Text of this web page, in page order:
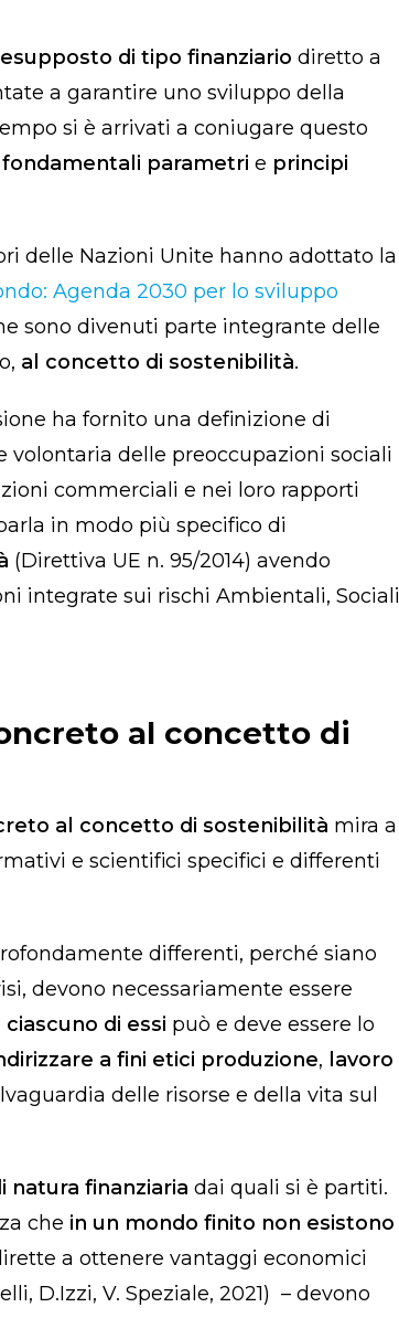
di tipo finanziario diretto a
a garantire uno sviluppo della
si è arrivati a coniugare questo
fondamentali parametri e principi
delle Nazioni Unite hanno adottato la
Agenda 2030 per lo sviluppo
sono divenuti parte integrante delle
al concetto di sostenibilità.
ha fornito una definizione di
volontaria delle preoccupazioni sociali
commerciali e nei loro rapporti
in modo più specifico di
(Direttiva UE n. 95/2014) avendo
integrate sui rischi Ambientali, Sociali
al concetto di
al concetto di sostenibilità mira a
e scientifici specifici e differenti
differenti, perché siano
devono necessariamente essere
ciascuno di essi può e deve essere lo
a fini etici produzione, lavoro
delle risorse e della vita sul
natura finanziaria dai quali si è partiti.
che in un mondo finito non esistono
a ottenere vantaggi economici
D.Izzi, V. Speziale, 2021) – devono